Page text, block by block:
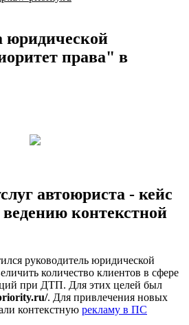
юридической
права" в
автоюриста - кейс
контекстной
руководитель юридической
количество клиентов в сфере
при ДТП. Для этих целей был
. Для привлечения новых
контекстную рекламу в ПС